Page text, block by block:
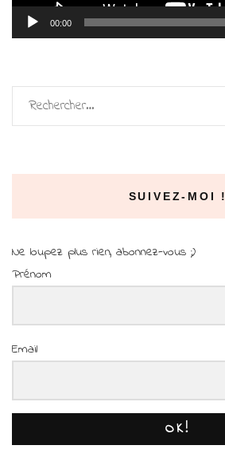
00:00
Rechercher :
SUIVEZ-MOI !
Ne loupez plus rien, abonnez-vous ;)
Prénom
Email
OK!